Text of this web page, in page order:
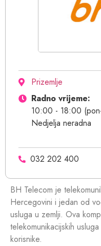
Prizemlje
Radno vrijeme:
10:00 - 18:00
Nedjelja neradna
032 202 400
BH Telecom je
Hercegovini i jedan od
usluga u zemlji. Ova
telekomunikacijskih
korisnike.